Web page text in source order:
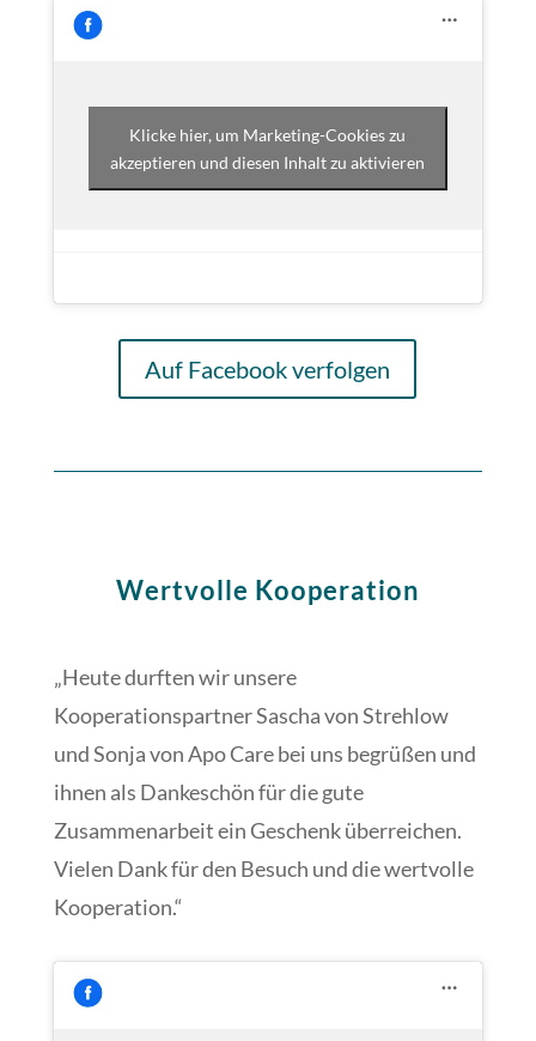
Klicke hier, um Marketing-Cookies zu
akzeptieren und diesen Inhalt zu aktivieren
Auf Facebook verfolgen
Wertvolle Kooperation
„Heute durften wir unsere
Kooperationspartner Sascha von Strehlow
und Sonja von Apo Care bei uns begrüßen und
ihnen als Dankeschön für die gute
Zusammenarbeit ein Geschenk überreichen.
Vielen Dank für den Besuch und die wertvolle
Kooperation.“